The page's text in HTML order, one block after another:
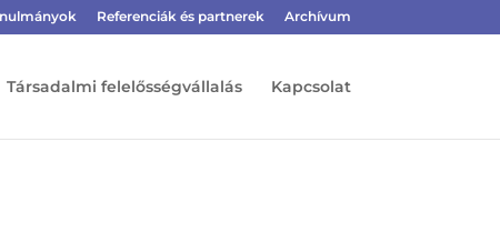
Referenciák és partnerek Archívum
Társadalmi felelősségvállalás Kapcsolat